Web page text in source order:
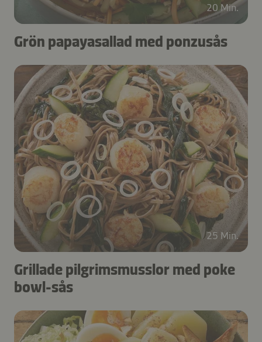
20 Min.
Grön papayasallad med ponzusås
25 Min.
Grillade pilgrimsmusslor med poke
bowl-sås